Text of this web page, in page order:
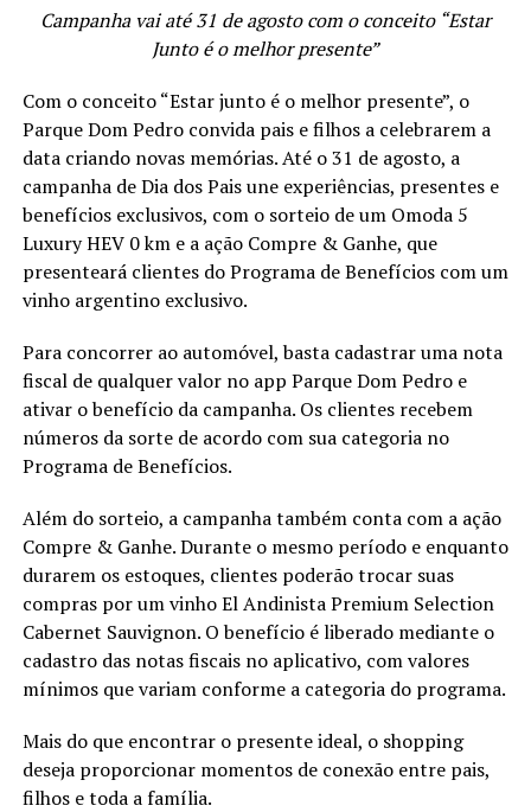
Campanha vai até 31 de agosto com o conceito “Estar
Junto é o melhor presente”
Com o conceito “Estar junto é o melhor presente”, o
Parque Dom Pedro convida pais e filhos a celebrarem a
data criando novas memórias. Até o 31 de agosto, a
campanha de Dia dos Pais une experiências, presentes e
benefícios exclusivos, com o sorteio de um Omoda 5
Luxury HEV 0 km e a ação Compre & Ganhe, que
presenteará clientes do Programa de Benefícios com um
vinho argentino exclusivo.
Para concorrer ao automóvel, basta cadastrar uma nota
fiscal de qualquer valor no app Parque Dom Pedro e
ativar o benefício da campanha. Os clientes recebem
números da sorte de acordo com sua categoria no
Programa de Benefícios.
Além do sorteio, a campanha também conta com a ação
Compre & Ganhe. Durante o mesmo período e enquanto
durarem os estoques, clientes poderão trocar suas
compras por um vinho El Andinista Premium Selection
Cabernet Sauvignon. O benefício é liberado mediante o
cadastro das notas fiscais no aplicativo, com valores
mínimos que variam conforme a categoria do programa.
Mais do que encontrar o presente ideal, o shopping
deseja proporcionar momentos de conexão entre pais,
filhos e toda a família.